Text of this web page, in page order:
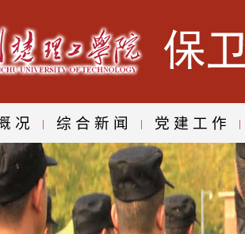
况 | 综合新闻 | 党建工作 |